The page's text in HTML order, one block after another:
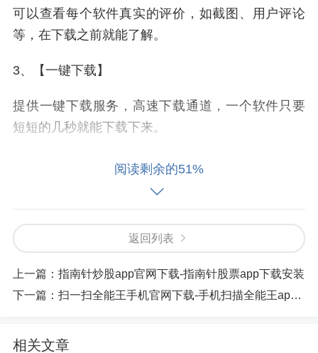
可以查看每个软件真实的评价，如截图、用户评论
等，在下载之前就能了解。
3、【一键下载】
提供一键下载服务，高速下载通道，一个软件只要
短短的几秒就能下载下来。
与各大软件官方保持同步更新资源，最新的版本我
5、【精准搜索】
非常智能的搜索工具，想要下载什么在搜索框中输
软件特点
阅读剩余的51%
返回列表
上一篇： 指南针炒股app官网下载-指南针股票app下载安装
下一篇： 扫一扫全能王手机官网下载-手机扫描全能王app免费版下载
相关文章